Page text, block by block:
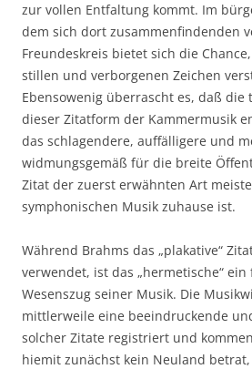
zur vollen Entfaltung kommt. Im
dem sich dort zusammenfindenden
Freundeskreis bietet sich die
stillen und verborgenen Zeichen
Ebensowenig überrascht es, daß die
dieser Zitatform der Kammermusik
das schlagendere, auffälligere und
widmungsgemäß für die breite
Zitat der zuerst erwähnten Art
symphonischen Musik zuhause ist.
Während Brahms das „plakative“
verwendet, ist das „hermetische“
Wesenszug seiner Musik. Die
mittlerweile eine beeindruckende
solcher Zitate registriert und
hiemit zunächst kein Neuland